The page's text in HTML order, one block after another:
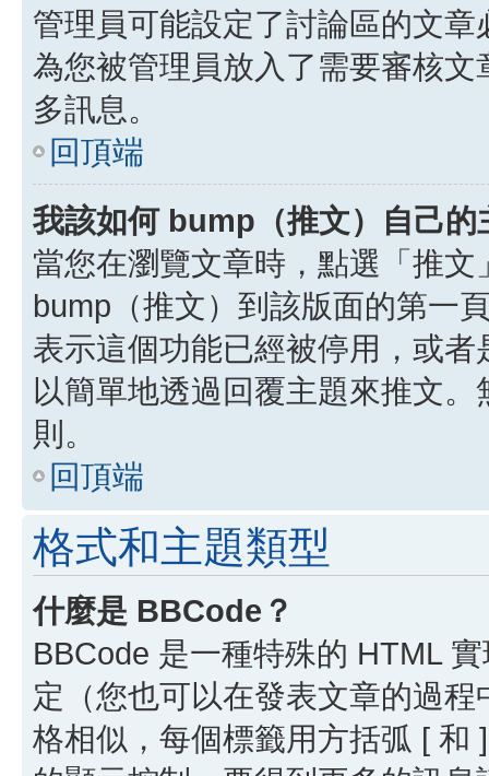
管理員可能設定了討論區的文
為您被管理員放入了需要審核
多訊息。
回頂端
我該如何 bump（推文）自己的
當您在瀏覽文章時，點選「推
bump（推文）到該版面的第一
表示這個功能已經被停用，或
以簡單地透過回覆主題來推文
則。
回頂端
格式和主題類型
什麼是 BBCode？
BBCode 是一種特殊的 HTML
定（您也可以在發表文章的過
格相似，每個標籤用方括弧 [ 和